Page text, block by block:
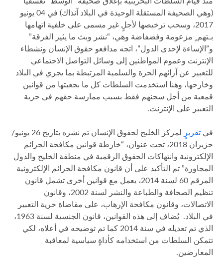
(وهي الصحيفة المستقلة الوحيدة في البلاد آنذاك) في 04 يونيو
2017، وسحب ترخيصها لأجلٍ غير مسمى على خلفية اتهامها
بـتهم ٍ مزعومة وفضفاضة وهي، “نشر وبث ما يثير الفرقة”
و”الإساءة لإحدى الدول”، اتجه مدافعو حقوق الإنسان ونشطاء
الإنترنت وعموم المواطنين إلى وسائل التواصل الاجتماعي
للتعبير عن آرائهم الحرة والسلمية المرتبطة بما يجري في البلاد
وخارجها، وهنا استخدمت السلطات كل ما بجعبتها من قوانين
قمعية من أجل سجنهم فقط بسبب ممارسة حقهم في حرية
التعبير على الإنترنت.
في تقريرٍ
لمركز الخليج لحقوق الإنسان تم نشره بتاريخ 26 يونيو/
حزيران 2018، تحت عنوان، “خارطة قوانين مكافحة الجرائم
الإلكترونية وانتهاكات الحقوق الرقمية في منطقة الخليج والدول
المجاورة” تم التأكيد على أن قانون مكافحة الجرائم الإلكترونية
المرقم 60 لسنة 2014، يعمل مع قوانين أخرى تشمل قانون
تنظيم الصحافة والطباعة والنشر لسنة 2002، وقانون
الاتصالات، وقانون مكافحة الإرهاب، على مقاضاة حرية التعبير
في البلاد. يُضاف إلى هذه القوانين، قانون الجنسية لسنة 1963،
الذي تم تعديله في سنة 2014 كما تم توضيحه في أعلاه، لكي
تتمكن السلطات من استخدامه كأداةٍ سياسية لمعاقبة
المعارضين.